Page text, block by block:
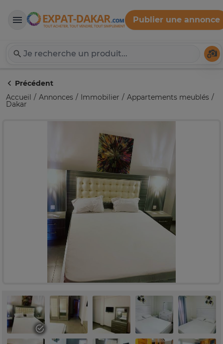
Expat-Dakar
Publier une annonce
Précédent
Accueil
Annonces Immobilier Appartements meublés
Dakar